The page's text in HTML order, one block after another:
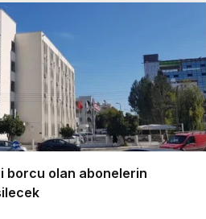
borcu olan abonelerin